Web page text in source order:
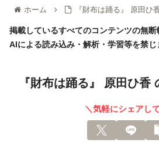
ホーム 『財布は踊る』 原田ひ
掲載しているすべてのコンテンツの無
AIによる読み込み・解析・学習等を禁じ
『財布は踊る』 原田ひ香
＼気軽にシェアし